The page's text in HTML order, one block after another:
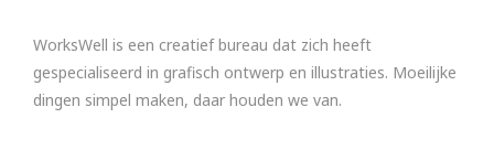
WorksWell is een creatief bureau dat zich heeft
gespecialiseerd in grafisch ontwerp en illustraties. Moeilijke
dingen simpel maken, daar houden we van.